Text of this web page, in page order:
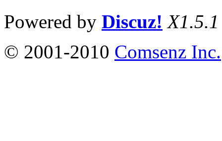
Powered by Discuz! X1.5.1
© 2001-2010 Comsenz Inc.